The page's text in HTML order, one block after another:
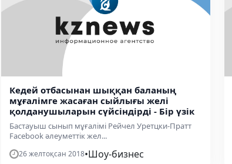
Кедей отбасынан шыққан баланың
мұғалімге жасаған сыйлығы желі
қолданушыларын сүйсіндірді - Бір үзік
Бастауыш сынып мұғалімі Рейчел Уретцки-Пратт
Facebook әлеуметтік жел...
26 желтоқсан 2018•Шоу-бизнес